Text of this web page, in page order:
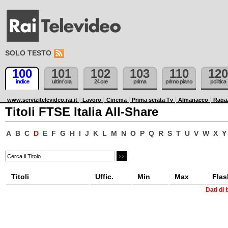
SOLO TESTO
100
indice
101
ultim'ora
102
24 ore
103
prima
110
primo piano
120
politica
www.servizitelevideo.rai.it Lavoro Cinema Prima serata Tv Almanacco
Titoli FTSE Italia All-Share
A B C D E F G H I J K L M N O P Q R S T U V W X Y
Titoli Uffic. Min Max
Dati di